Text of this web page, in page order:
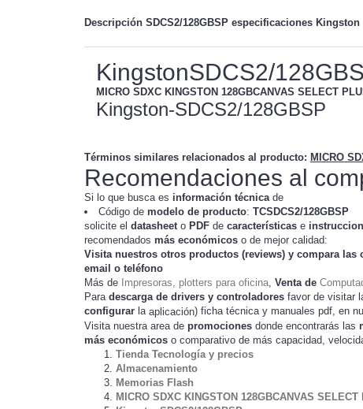
Descripción SDCS2/128GBSP especificaciones Kingston
KingstonSDCS2/
MICRO SDXC KINGSTON 128GBCANVAS SELECT
Kingston-SDCS2/128GBSP
Términos similares relacionados al producto: MICRO
Recomendaciones al
Si lo que busca es información técnicade
Código de modelo de producto: TCSDCS2/128GBSP
solicite el datasheeto PDF de características e
recomendados más económicos o de mejor calidad:
Visita nuestros otros productos (reviews) y compara las
email o teléfono
Más de Impresoras, plotters para oficina, Venta de
Para descarga de drivers y controladores favor de visitar
configurar la aplicación) ficha técnica y manuales pdf, en
Visita nuestra area de promociones donde encontrarás las
más económicos o comparativo de más capacidad,
Tienda Tecnología y precios
Almacenamiento
Memorias Flash
MICRO SDXC KINGSTON 128GBCANVAS